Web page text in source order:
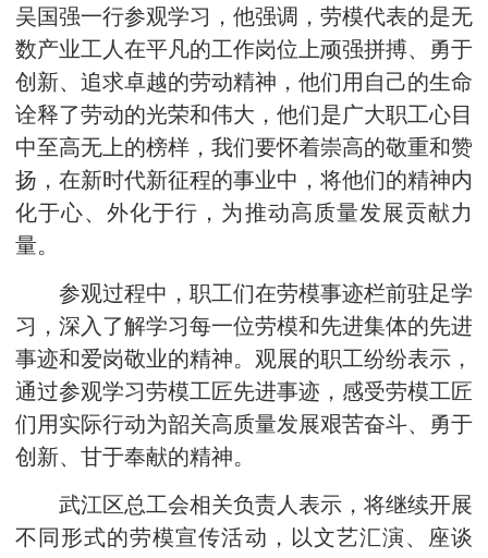
吴国强一行参观学习，他强调，劳模代表的是无
数产业工人在平凡的工作岗位上顽强拼搏、勇于
创新、追求卓越的劳动精神，他们用自己的生命
诠释了劳动的光荣和伟大，他们是广大职工心目
中至高无上的榜样，我们要怀着崇高的敬重和赞
扬，在新时代新征程的事业中，将他们的精神内
化于心、外化于行，为推动高质量发展贡献力
量。
参观过程中，职工们在劳模事迹栏前驻足学
习，深入了解学习每一位劳模和先进集体的先进
事迹和爱岗敬业的精神。观展的职工纷纷表示，
通过参观学习劳模工匠先进事迹，感受劳模工匠
们用实际行动为韶关高质量发展艰苦奋斗、勇于
创新、甘于奉献的精神。
武江区总工会相关负责人表示，将继续开展
不同形式的劳模宣传活动，以文艺汇演、座谈